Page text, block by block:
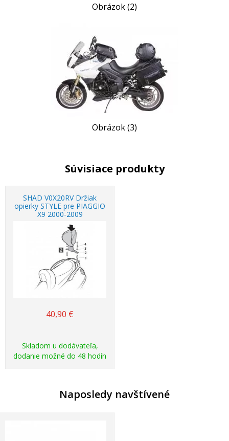
Obrázok (2)
Obrázok (3)
Súvisiace produkty
SHAD V0X20RV Držiak
opierky STYLE pre PIAGGIO
X9 2000-2009
40,90 €
Skladom u dodávateľa,
dodanie možné do 48 hodín
Naposledy navštívené